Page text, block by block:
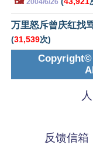
2004/6/26
万里怒斥曾庆红找
(31,539次)
Copyright©
反馈信箱